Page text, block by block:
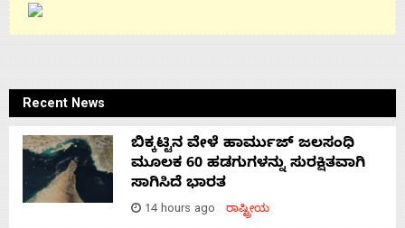
Recent News
ಬಿಕ್ಕಟ್ಟಿನ ವೇಳೆ ಹಾರ್ಮುಜ್ ಜಲಸಂಧಿ
ಮೂಲಕ 60 ಹಡಗುಗಳನ್ನು ಸುರಕ್ಷಿತವಾಗಿ
ಸಾಗಿಸಿದೆ ಭಾರತ
14 hours ago ರಾಷ್ಟ್ರೀಯ